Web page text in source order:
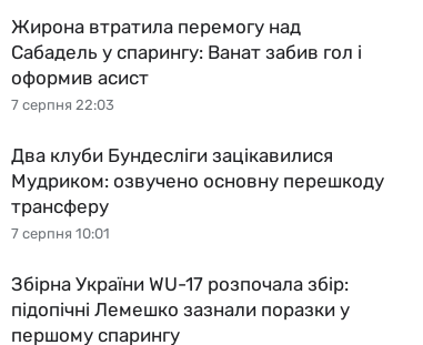
7 серпня 22:03
Жирона втратила перемогу над
Сабадель у спарингу: Ванат забив гол і
оформив асист
7 серпня 10:01
Два клуби Бундесліги зацікавилися
Мудриком: озвучено основну перешкоду
трансферу
Збірна України WU-17 розпочала збір:
підопічні Лемешко зазнали поразки у
першому спарингу